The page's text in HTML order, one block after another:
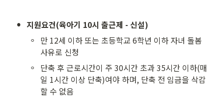
• 지원요건(육아기 10시 출근제 - 신설)
◦ 만 12세 이하 또는 초등학교 6학년 이하 자녀 돌봄
사유로 신청
◦ 단축 후 근로시간이 주 30시간 초과 35시간 이하(매
일 1시간 이상 단축)여야 하며, 단축 전 임금을 삭감
할 수 없음